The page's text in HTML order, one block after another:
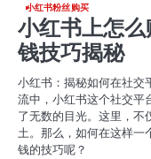
小红书粉丝购买
小红书上怎
钱技巧揭秘
小红书：揭秘如何在社交
流中，小红书这个社交平
了无数的目光。这里，不
土。那么，如何在这样一
钱的技巧呢？